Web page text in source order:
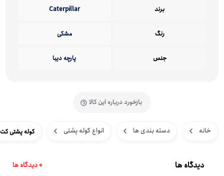
برند Caterpillar
رنگ مشکی
جنس پارچه دیبا
بازخورد درباره این کالا
خانه دسته بندی ها انواع کوله پشتی کوله پشتی کت مدل 1040 مناسب برای لپ
دیدگاه ها 0 دیدگاه ها